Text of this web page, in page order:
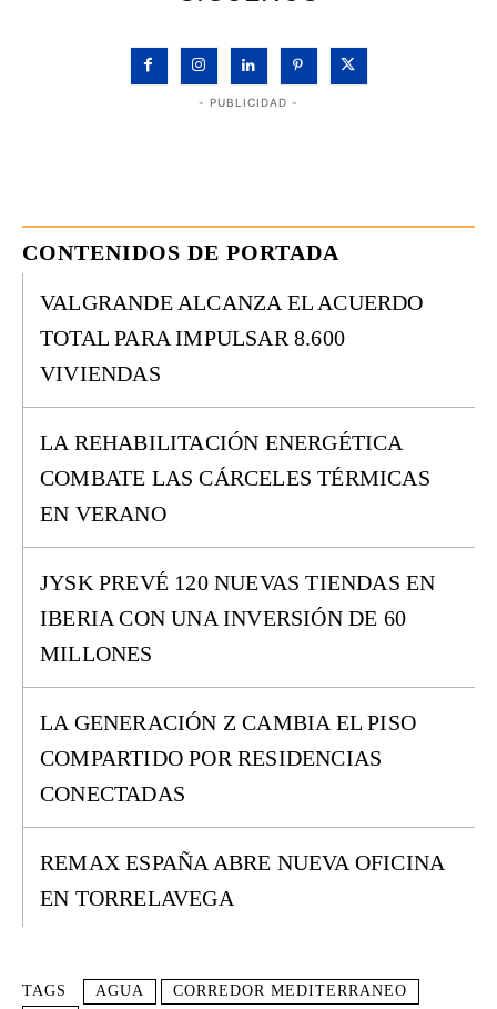
- PUBLICIDAD -
CONTENIDOS DE PORTADA
VALGRANDE ALCANZA EL ACUERDO
TOTAL PARA IMPULSAR 8.600
VIVIENDAS
LA REHABILITACIÓN ENERGÉTICA
COMBATE LAS CÁRCELES TÉRMICAS
EN VERANO
JYSK PREVÉ 120 NUEVAS TIENDAS EN
IBERIA CON UNA INVERSIÓN DE 60
MILLONES
LA GENERACIÓN Z CAMBIA EL PISO
COMPARTIDO POR RESIDENCIAS
CONECTADAS
REMAX ESPAÑA ABRE NUEVA OFICINA
EN TORRELAVEGA
TAGS AGUA
CORREDOR MEDITERRANEO